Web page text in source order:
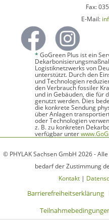
Fax:
E-Mail:
* GoGreen Plus ist ein
Logistiknetzwerks von
unterstützt. Durch den
und Technologien
den Verbrauch fossiler
und in Gebäuden, die für
genutzt werden. Dies
die konkrete Sendung
über Anlagen
oder Technologien
z. B. zu konkreten
verfügbar unter
© PHYLAK Sachsen GmbH 2026 -
bedarf der Zustimmung
Kontakt|
Barrierefreiheitserklärung